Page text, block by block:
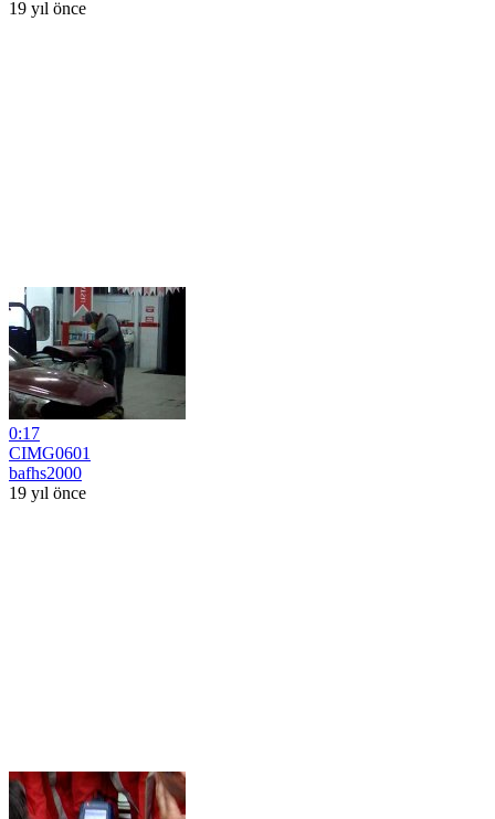
19 yıl önce
0:17
CIMG0601
bafhs2000
19 yıl önce